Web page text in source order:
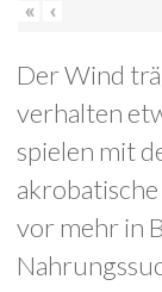
« ‹
Der Wind
verhalten
spielen mit
vor mehr in